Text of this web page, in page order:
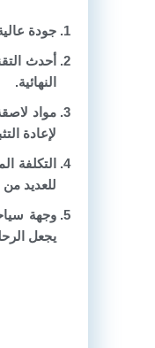
جودة
أحدث
النهائية.
مواد
لإعادة
التكلفة
للعديد
وجهة
يجعل